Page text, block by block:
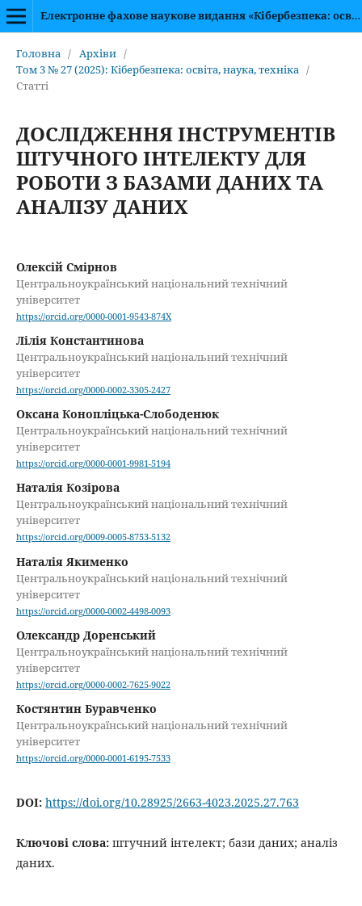
Електронне фахове наукове видання «Кібербезпека: освіта, наука, техніка»
Головна / Архіви /
Том 3 № 27 (2025): Кібербезпека: освіта, наука, техніка /
Статті
ДОСЛІДЖЕННЯ ІНСТРУМЕНТІВ
ШТУЧНОГО ІНТЕЛЕКТУ ДЛЯ
РОБОТИ З БАЗАМИ ДАНИХ ТА
АНАЛІЗУ ДАНИХ
Олексій Смірнов
Центральноукраїнський національний технічний
університет
https://orcid.org/0000-0001-9543-874X
Лілія Константинова
Центральноукраїнський національний технічний
університет
https://orcid.org/0000-0002-3305-2427
Оксана Конопліцька-Слободенюк
Центральноукраїнський національний технічний
університет
https://orcid.org/0000-0001-9981-5194
Наталія Козірова
Центральноукраїнський національний технічний
університет
https://orcid.org/0009-0005-8753-5132
Наталія Якименко
Центральноукраїнський національний технічний
університет
https://orcid.org/0000-0002-4498-0093
Олександр Доренський
Центральноукраїнський національний технічний
університет
https://orcid.org/0000-0002-7625-9022
Костянтин Буравченко
Центральноукраїнський національний технічний
університет
https://orcid.org/0000-0001-6195-7533
DOI: https://doi.org/10.28925/2663-4023.2025.27.763
Ключові слова: штучний інтелект; бази даних; аналіз
даних.